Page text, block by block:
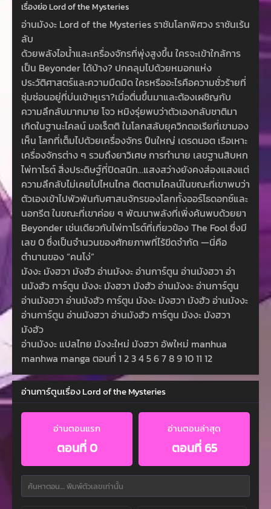
เรื่องย่อ Lord of the Mysteries
อ่านมังงะ Lord of the Mysteries ราชันโลกพิศวง ราชันเร้น
ลับ
ด้วยพลังไอน้ำและเครื่องจักรที่พุ่งสูงขึ้น ใครจะเข้าใกล้การ
เป็น Beyonder ได้บ้าง? ปกคลุมไปด้วยหมอกแห่ง
ประวัติศาสตร์และความมืดมิด ใครหรืออะไรคือความชั่วร้ายที่
ซุ่มซ่อนอยู่ที่บ่นเข้าหูเรา?เมื่อตื่นขึ้นมาและต้องเผชิญกับ
ความลึกลับมากมาย โจว หมิงรุ่ยพบว่าตัวเองกลับชาติมา
เกิดในฐานะไคลน์ มอเร็ตติ ในโลกสลับยุควิกตอเรียที่เขามอง
เห็น โลกที่เต็มไปด้วยเครื่องจักร ปืนใหญ่ เดรดนอต เรือเหาะ
เครื่องจักรต่าง ๆ รวมถึงยาวิเศษ การทำนาย เลขฐานสิบหก
ไพ่ทาโรต์ สิ่งประดิษฐ์ที่ปิดสนิท…แสงสว่างยังคงส่องแสงแต่
ความลึกลับไม่เคยไปไหนไกล ติดตามไคลน์ในขณะที่เขาพบว่า
ตัวเองเข้าไปพัวพันกับศาสนจักรของโลกทั้งออร์โธดอกซ์และ
นอกรีต ในขณะที่เขาค่อย ๆ พัฒนาพลังที่เพิ่งค้นพบด้วยยา
Beyonder เช่นเดียวกับไพ่ทาโรต์ที่เกี่ยวข้อง The Fool ซึ่งมี
เลข 0 ซึ่งเป็นจำนวนของศักยภาพที่ไร้ขีดจำกัด —นี่คือ
ตำนานของ “คนโง่”
มังงะ มังฮวา มังฮัว อ่านมังงะ อ่านการ์ตูน อ่านมังฮวา อ่า
นมังฮัว การ์ตูน มังงะ มังฮวา มังฮัว อ่านมังงะ อ่านการ์ตูน
อ่านมังฮวา อ่านมังฮัว การ์ตูน มังงะ มังฮวา มังฮัว อ่านมังงะ
อ่านการ์ตูน อ่านมังฮวา อ่านมังฮัว การ์ตูน มังงะ มังฮวา
มังฮัว
อ่านมังงะ แปลไทย มังงะใหม่ มังฮวา อัพใหม่ manhua
manhwa manga ตอนที่ 1 2 3 4 5 6 7 8 9 10 11 12
อ่านการ์ตูนเรื่อง Lord of the Mysteries
อ่านตอนแรก
ตอนที่ 0
อ่านตอนล่าสุด
ตอนที่ 65